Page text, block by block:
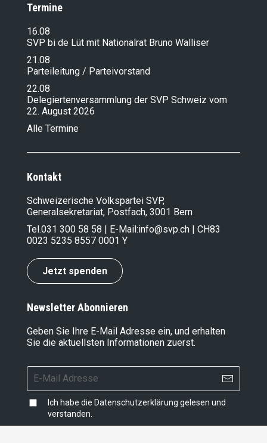
Termine
16.08
SVP bi de Lüt mit Nationalrat Bruno Walliser
21.08
Parteileitung / Parteivorstand
22.08
Delegiertenversammlung der SVP Schweiz vom
22. August 2026
Alle Termine
Kontakt
Schweizerische Volkspartei SVP,
Generalsekretariat, Postfach, 3001 Bern
Tel.031 300 58 58 | E-Mail:info@svp.ch | CH83
0023 5235 8557 0001 Y
Jetzt spenden
Newsletter Abonnieren
Geben Sie Ihre E-Mail Adresse ein, und erhalten
Sie die aktuellsten Informationen zuerst.
Ich habe die Datenschutzerklärung gelesen und
verstanden.